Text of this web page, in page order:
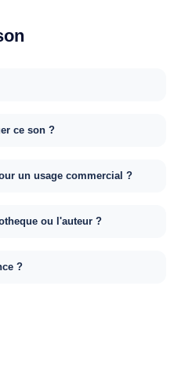
ce son ?
un usage commercial ?
ou l'auteur ?
?